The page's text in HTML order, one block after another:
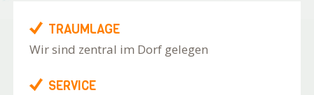
TRAUMLAGE
Wir sind zentral im Dorf gelegen
SERVICE